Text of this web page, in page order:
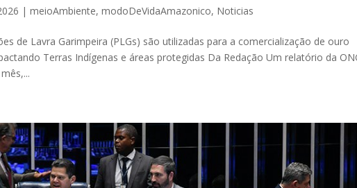
|meioAmbiente,modoDeVidaAmazonico, Noticias
de Lavra Garimpeira (PLGs) são utilizadas para a comercialização de ouro
Terras Indígenas e áreas protegidas Da Redação Um relatório da